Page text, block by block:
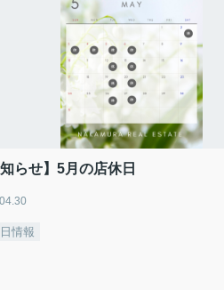
知らせ】5月の店休日
情報